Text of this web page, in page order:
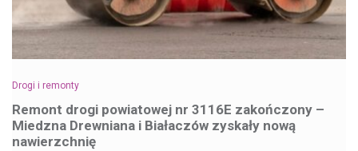
Drogi i remonty
Remont drogi powiatowej nr 3116E zakończony –
Miedzna Drewniana i Białaczów zyskały nową
nawierzchnię